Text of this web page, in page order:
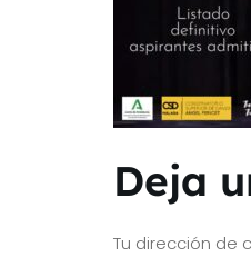
Deja
Tu dirección de